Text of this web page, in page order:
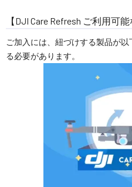
【DJI Care Refresh ご利用可
ご加入には、紐づけする製品が
る必要があります。